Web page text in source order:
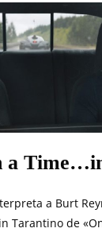
a
a Burt
Tarantino de